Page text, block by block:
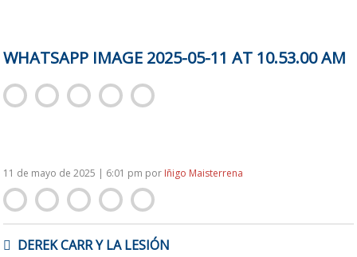
WHATSAPP IMAGE 2025-05-11 AT 10.53.00 AM
11 de mayo de 2025 | 6:01 pm por Iñigo Maisterrena
DEDEREK CARR Y LA LESIÓN